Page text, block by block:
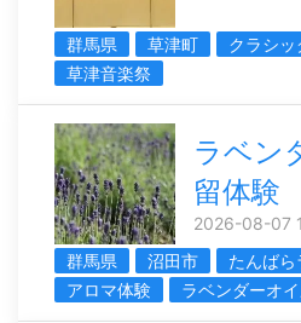
群馬県 草津町 クラシッ
草津音楽祭
ラベン
留体験
2026-08-07
群馬県
沼田市
たんばら
アロマ体験
ラベンダーオ